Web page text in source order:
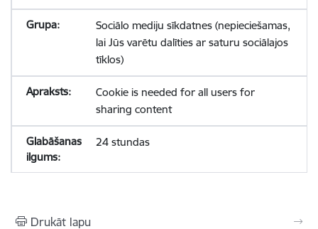
Sociālo mediju sīkdatnes (nepieciešamas,
lai Jūs varētu dalīties ar saturu sociālajos
tīklos)
Cookie is needed for all users for
sharing content
24 stundas
Drukāt lapu